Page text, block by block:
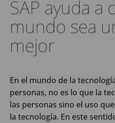
SAP ayuda a
mundo sea
mejor
En el mundo de la
personas, no es lo que la
las personas sino el uso
la tecnología. En este